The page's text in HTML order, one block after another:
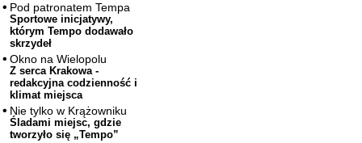
Pod patronatem Tempa
Sportowe inicjatywy,
którym Tempo dodawało
skrzydeł
Okno na Wielopolu
Z serca Krakowa -
redakcyjna codzienność i
klimat miejsca
Nie tylko w Krążowniku
Śladami miejsc, gdzie
tworzyło się „Tempo”